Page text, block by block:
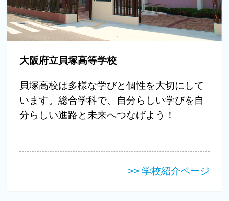
大阪府立貝塚高等学校
貝塚高校は多様な学びと個性を大切にして
います。総合学科で、自分らしい学びを自
分らしい進路と未来へつなげよう！
>> 学校紹介ページ